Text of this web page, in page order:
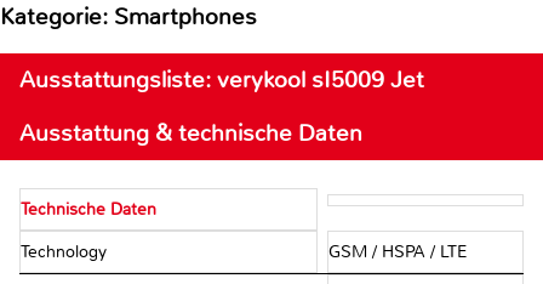
Kategorie: Smartphones
Ausstattungsliste: verykool sI5009 Jet
Ausstattung & technische Daten
Technische Daten
Technology GSM / HSPA / LTE